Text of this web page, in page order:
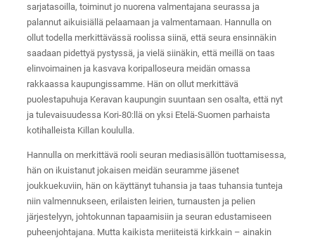
sarjatasoilla, toiminut jo nuorena valmentajana seurassa ja
palannut aikuisiällä pelaamaan ja valmentamaan. Hannulla on
ollut todella merkittävässä roolissa siinä, että seura ensinnäkin
saadaan pidettyä pystyssä, ja vielä siinäkin, että meillä on taas
elinvoimainen ja kasvava koripalloseura meidän omassa
rakkaassa kaupungissamme. Hän on ollut merkittävä
puolestapuhuja Keravan kaupungin suuntaan sen osalta, että nyt
ja tulevaisuudessa Kori-80:llä on yksi Etelä-Suomen parhaista
kotihalleista Killan koululla.
Hannulla on merkittävä rooli seuran mediasisällön tuottamisessa,
hän on ikuistanut jokaisen meidän seuramme jäsenet
joukkuekuviin, hän on käyttänyt tuhansia ja taas tuhansia tunteja
niin valmennukseen, erilaisten leirien, turnausten ja pelien
järjestelyyn, johtokunnan tapaamisiin ja seuran edustamiseen
puheenjohtajana. Mutta kaikista meriiteistä kirkkain – ainakin